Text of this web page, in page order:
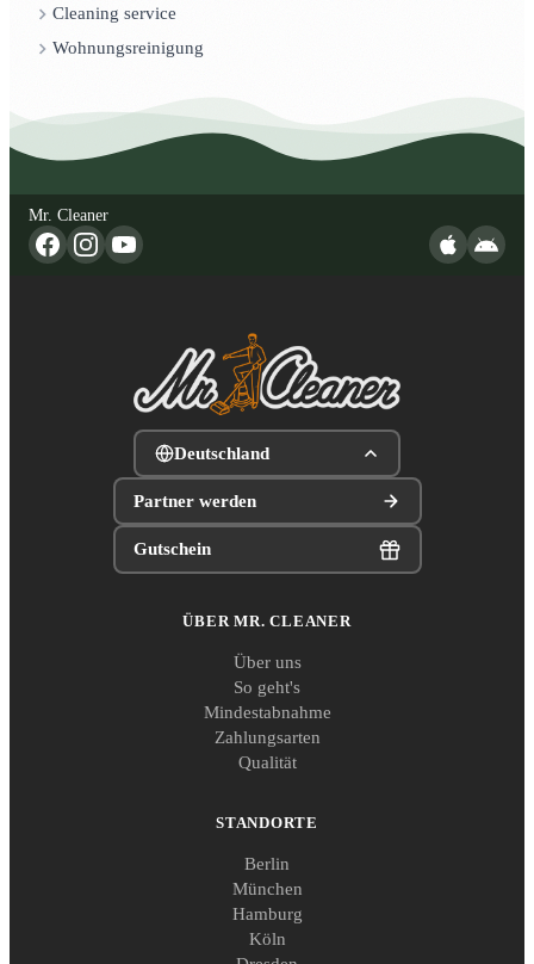
Cleaning service
Wohnungsreinigung
Mr. Cleaner
Deutschland
Partner werden
Gutschein
ÜBER MR. CLEANER
Über uns
So geht's
Mindestabnahme
Zahlungsarten
Qualität
STANDORTE
Berlin
München
Hamburg
Köln